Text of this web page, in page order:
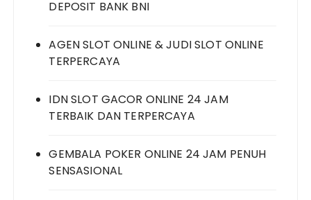
DEPOSIT BANK BNI
AGEN SLOT ONLINE & JUDI SLOT ONLINE
TERPERCAYA
IDN SLOT GACOR ONLINE 24 JAM
TERBAIK DAN TERPERCAYA
GEMBALA POKER ONLINE 24 JAM PENUH
SENSASIONAL